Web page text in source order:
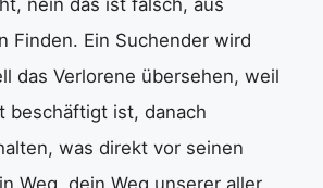
Finden. Ein Suchender wird
das Verlorene übersehen, weil
beschäftigt ist, danach
was direkt vor seinen
Weg, dein Weg unserer aller